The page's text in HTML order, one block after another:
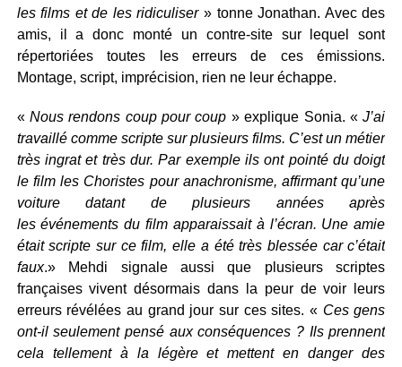
les films et de les ridiculiser» tonne Jonathan. Avec des
amis, il a donc monté un contre-site sur lequel sont
répertoriées toutes les erreurs de ces émissions.
Montage, script, imprécision, rien ne leur échappe.
«Nous rendons coup pour coup » explique Sonia. «J’ai
travaillé comme scripte sur plusieurs films. C’est un métier
très ingrat et très dur. Par exemple ils ont pointé du doigt
le film les Choristes pour anachronisme, affirmant qu’une
voiture datant de plusieurs années après
les événements du film apparaissait à l’écran. Une amie
était scripte sur ce film, elle a été très blessée car c’était
faux.» Mehdi signale aussi que plusieurs scriptes
françaises vivent désormais dans la peur de voir leurs
erreurs révélées au grand jour sur ces sites. « Ces gens
ont-il seulement pensé aux conséquences ? Ils prennent
cela tellement à la légère et mettent en danger des